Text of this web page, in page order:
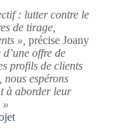
: lutter contre le
de tirage,
», précise Joany
offre de
profils de clients
nous espérons
à aborder leur
»